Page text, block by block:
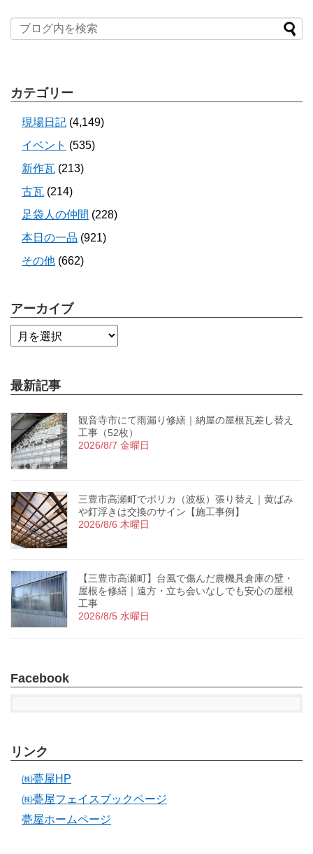
カテゴリー
現場日記 (4,149)
イベント (535)
新作瓦 (213)
古瓦 (214)
足袋人の仲間 (228)
本日の一品 (921)
その他 (662)
アーカイブ
最新記事
観音寺市にて雨漏り修繕｜納屋の屋根瓦差し替え
工事（52枚）
2026/8/7 金曜日
三豊市高瀬町でポリカ（波板）張り替え｜黄ばみ
や釘浮きは交換のサイン【施工事例】
2026/8/6 木曜日
【三豊市高瀬町】台風で傷んだ農機具倉庫の壁・
屋根を修繕｜遠方・立ち会いなしでも安心の屋根
工事
2026/8/5 水曜日
Facebook
リンク
㈱甍屋HP
㈱甍屋フェイスブックページ
甍屋ホームページ